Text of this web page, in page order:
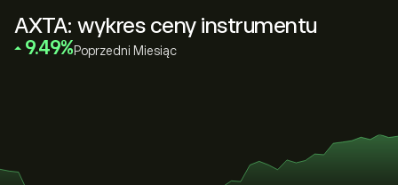
AXTA: wykres ceny instrumentu
‎9.49‎ Poprzedni Miesiąc